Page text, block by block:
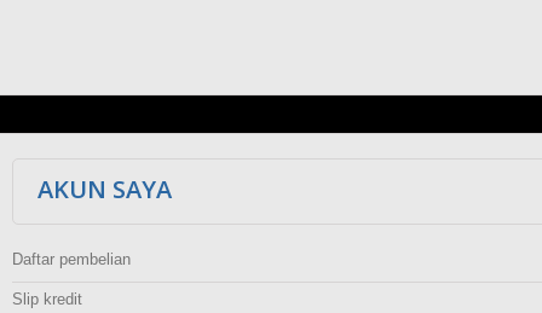
AKUN SAYA
Daftar pembelian
Slip kredit